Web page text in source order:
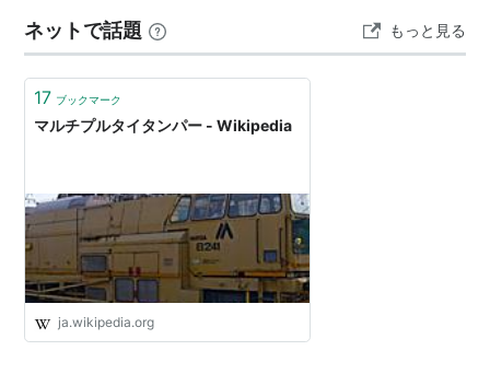
ネットで話題 もっと見る
17 ブックマーク
マルチプルタイタンパー - Wikipedia
ja.wikipedia.org